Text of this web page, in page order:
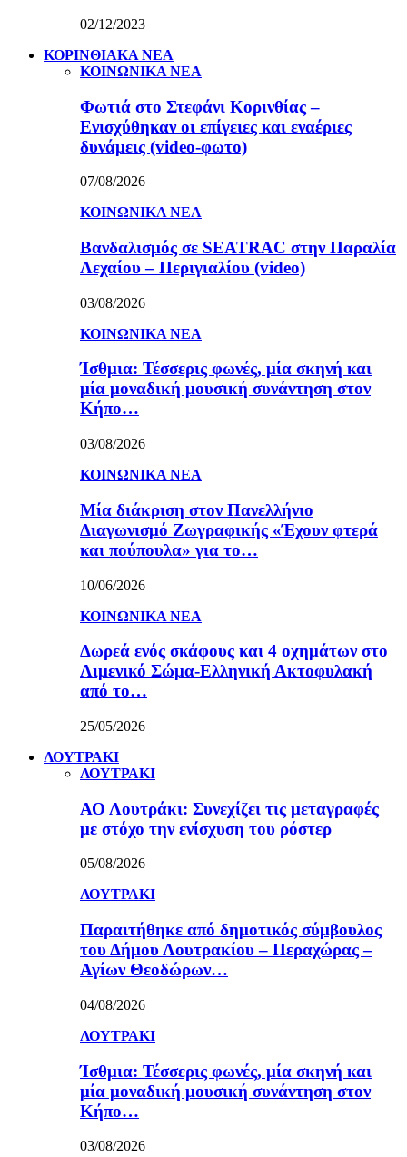
02/12/2023
ΚΟΡΙΝΘΙΑΚΑ ΝΕΑ
ΚΟΙΝΩΝΙΚΑ ΝΕΑ
Φωτιά στο Στεφάνι Κορινθίας –
Ενισχύθηκαν οι επίγειες και εναέριες
δυνάμεις (video-φωτο)
07/08/2026
ΚΟΙΝΩΝΙΚΑ ΝΕΑ
Βανδαλισμός σε SEATRAC στην Παραλία
Λεχαίου – Περιγιαλίου (video)
03/08/2026
ΚΟΙΝΩΝΙΚΑ ΝΕΑ
Ίσθμια: Τέσσερις φωνές, μία σκηνή και
μία μοναδική μουσική συνάντηση στον
Κήπο…
03/08/2026
ΚΟΙΝΩΝΙΚΑ ΝΕΑ
Μία διάκριση στον Πανελλήνιο
Διαγωνισμό Ζωγραφικής «Έχουν φτερά
και πούπουλα» για το…
10/06/2026
ΚΟΙΝΩΝΙΚΑ ΝΕΑ
Δωρεά ενός σκάφους και 4 οχημάτων στο
Λιμενικό Σώμα-Ελληνική Ακτοφυλακή
από το…
25/05/2026
ΛΟΥΤΡΑΚΙ
ΛΟΥΤΡΑΚΙ
ΑΟ Λουτράκι: Συνεχίζει τις μεταγραφές
με στόχο την ενίσχυση του ρόστερ
05/08/2026
ΛΟΥΤΡΑΚΙ
Παραιτήθηκε από δημοτικός σύμβουλος
του Δήμου Λουτρακίου – Περαχώρας –
Αγίων Θεοδώρων…
04/08/2026
ΛΟΥΤΡΑΚΙ
Ίσθμια: Τέσσερις φωνές, μία σκηνή και
μία μοναδική μουσική συνάντηση στον
Κήπο…
03/08/2026